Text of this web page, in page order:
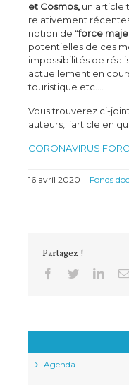
et Cosmos, un article
relativement
notion de “force
potentielles de ces
impossibilités de
actuellement en
touristique etc….
Vous trouverez ci-
auteurs, l’article en
CORONAVIRUS
16 avril 2020 | Fonds
Partagez !
Facebook
Twitter
Agenda